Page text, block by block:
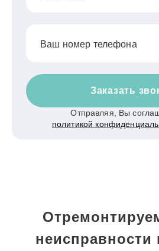
Ваш номер телефона
Заказать
Отправляя, Вы
политикой
неисправности